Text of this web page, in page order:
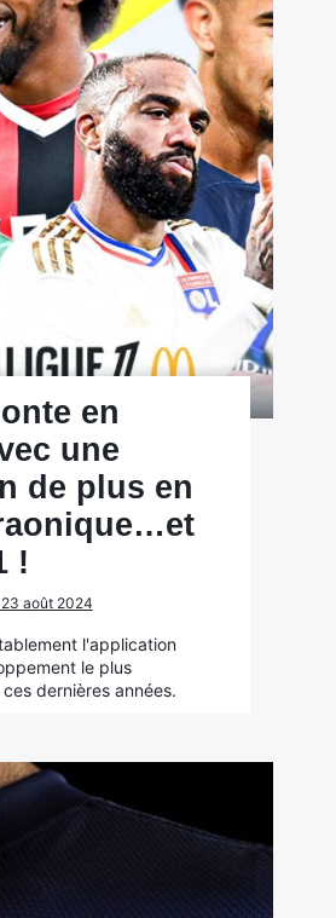
en
une
de plus en
!
août 2024
l'application
le plus
dernières années.